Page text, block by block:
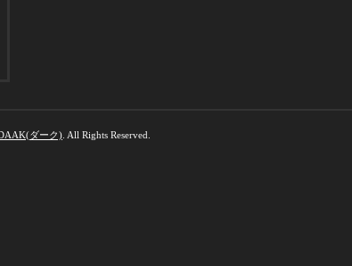
ダーク) . All Rights Reserved.